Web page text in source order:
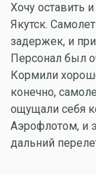
Хочу оставить
Якутск.
задержек, и
Персонал был
Кормили
конечно,
ощущали себя
Аэрофлотом, и
дальний